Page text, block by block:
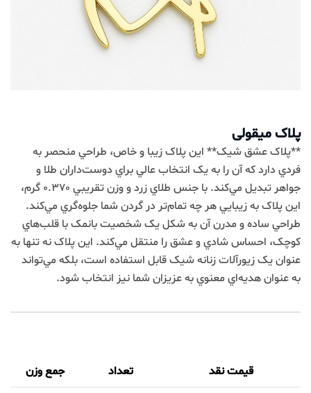
پلاک میقولی
**پلاک عشق شيک** اين پلاک زيبا و خاص، طراحي منحصر به
فردي دارد که آن را به يک انتخاب عالي براي دوست‌داران طلا و
جواهر تبديل مي‌کند. با جنس طلاي زرد و وزن تقريبي 0.370 گرم،
اين پلاک به زيبايي هر چه تمام‌تر در گردن شما جلوه‌گري مي‌کند.
طراحي ساده و مدرن آن به شکل يک شخصيت بانمک با قلب‌هاي
کوچک، احساس شادي و عشق را منتقل مي‌کند. اين پلاک نه تنها به
عنوان يک زيورآلات زنانه شيک قابل استفاده است، بلکه مي‌تواند
به عنوان هديه‌اي معنوي به عزيزان شما نيز انتخاب شود.
قیمت نقد تعداد
جمع وزن